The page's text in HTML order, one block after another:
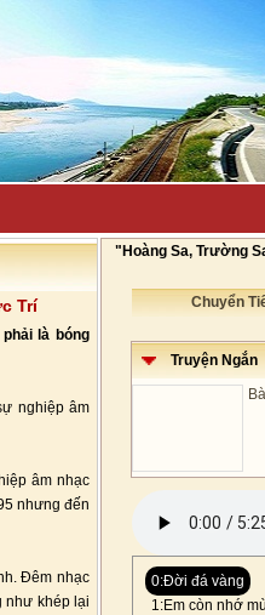
Trí
là bóng
nghiệp âm
âm nhạc
nhưng đến
Đêm nhạc
như khép lại
"Hoàng Sa, Trường
Chuyển
Truyện Ngắn
0:Đời đá vàng
1:Em còn nhớ